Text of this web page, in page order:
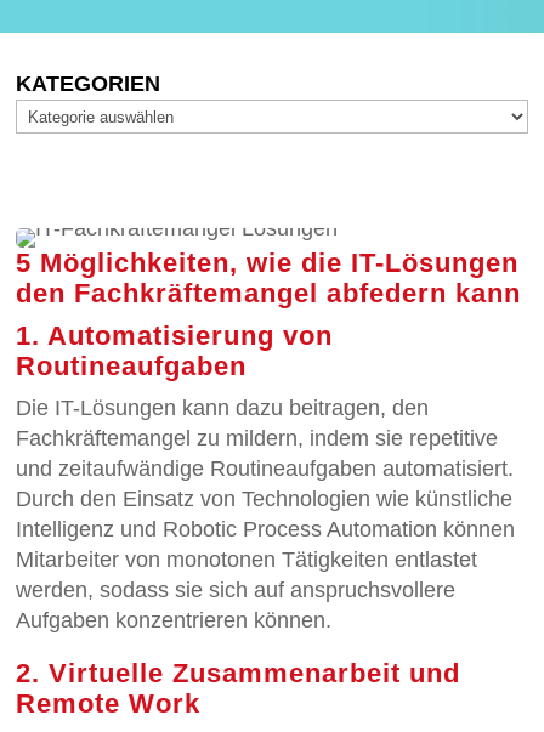
KATEGORIEN
5 Möglichkeiten, wie die IT-Lösungen
den Fachkräftemangel abfedern kann
1. Automatisierung von
Routineaufgaben
Die IT-Lösungen kann dazu beitragen, den
Fachkräftemangel zu mildern, indem sie repetitive
und zeitaufwändige Routineaufgaben automatisiert.
Durch den Einsatz von Technologien wie künstliche
Intelligenz und Robotic Process Automation können
Mitarbeiter von monotonen Tätigkeiten entlastet
werden, sodass sie sich auf anspruchsvollere
Aufgaben konzentrieren können.
2. Virtuelle Zusammenarbeit und
Remote Work